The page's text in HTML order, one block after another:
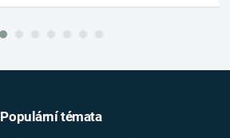
Populární témata